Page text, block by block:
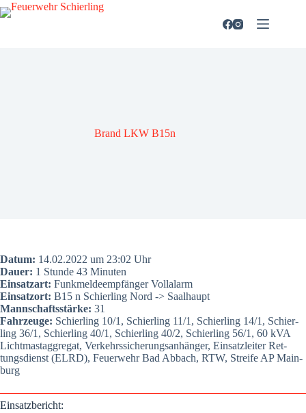
Zum
Inhalt
Brand LKW B15n
Datum: 14.02.2022 um 23:02 Uhr
Dau­er: 1 Stun­de 43 Minu­ten
Ein­satz­art: Funk­mel­de­emp­fän­ger Voll­alarm
Ein­satz­ort: B15 n Schier­ling Nord -> Saal­haupt
Mann­schafts­stär­ke: 31
Fahr­zeu­ge: Schier­ling 10/1, Schier­ling 11/1, Schier­ling 14/1, Schier­
ling 36/1, Schier­ling 40/1, Schier­ling 40/2, Schier­ling 56/1, 60 kVA
Licht­mast­ag­gre­gat, Ver­kehrs­si­che­rungs­an­hän­ger, Ein­satz­lei­ter Ret­
tungs­dienst (ELRD), Feu­er­wehr Bad Abbach, RTW, Strei­fe AP Main­
burg
Ein­satz­be­richt: